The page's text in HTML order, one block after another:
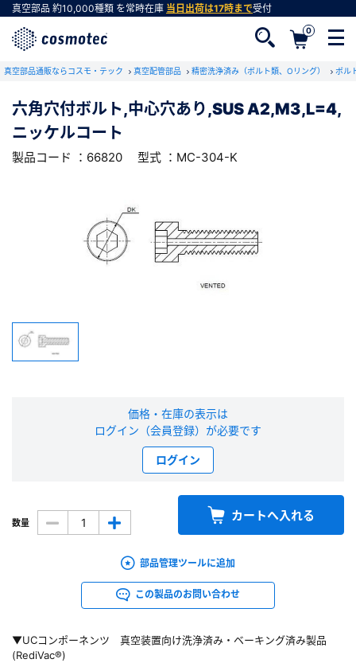
真空部品 約10,000種類 を常時在庫 当日出荷は17時まで受付
0
真空部品通販ならコスモ・テック 真空配管部品 精密洗浄済み（ボルト類、Oリング） ボル
六角穴付ボルト,中心穴あり,SUS A2,M3,L=4,
ニッケルコート
製品コード ：66820 型式 ：MC-304-K
▼UCコンポーネンツ 真空装置向け洗浄済み・ベーキング済み製品
(RediVac®)
価格・在庫の表示は
ログイン（会員登録）が必要です
ログイン
数量 カートへ入れる
部品管理ツールに追加
この製品のお問い合わせ
RoHS2適合報告書のダウンロード
下記製品のRoHS2適合報告書のダウンロードをします。
六角穴付ボルト,中心穴あり,SUS
A2,M3,L=4, ニッケルコート
型式 ：MC-304-K 製品コード ：66820
会社・学校・研究機関名
会員登録がお済みでない方
会員登録をすれば、便利な機能がご利用いただけ
※新規会員登録をお申し込み頂いてから本登録となるまで、数日間かかる場合
があります。また当社の判断によりお断りする場合があります。
ログイン
※パスワードをお忘れの方は、パスワード再発行ページへ
※メールアドレスを忘れた方は、お問い合わせページよりお問い合わせくださ